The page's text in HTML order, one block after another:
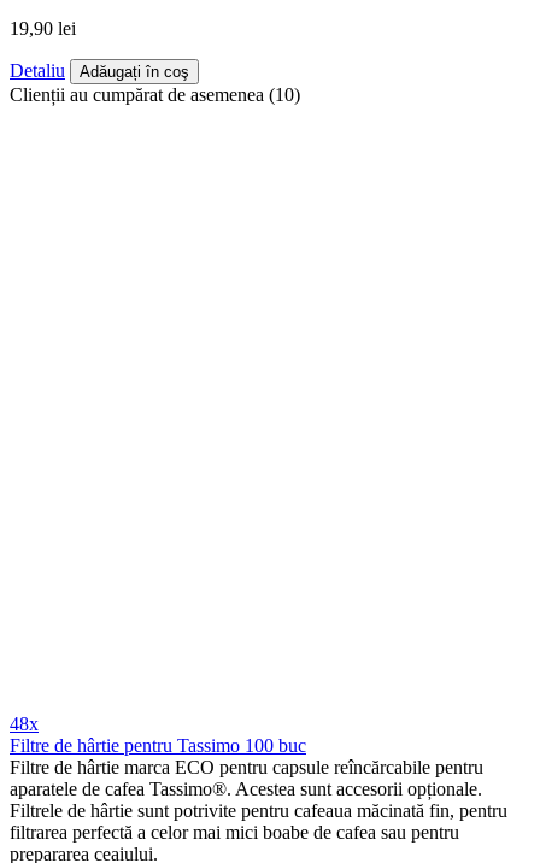
19,90 lei
Detaliu Adăugați în coş
Clienții au cumpărat de asemenea (10)
48x
Filtre de hârtie pentru Tassimo 100 buc
Filtre de hârtie marca ECO pentru capsule reîncărcabile pentru
aparatele de cafea Tassimo®. Acestea sunt accesorii opționale.
Filtrele de hârtie sunt potrivite pentru cafeaua măcinată fin, pentru
filtrarea perfectă a celor mai mici boabe de cafea sau pentru
prepararea ceaiului.